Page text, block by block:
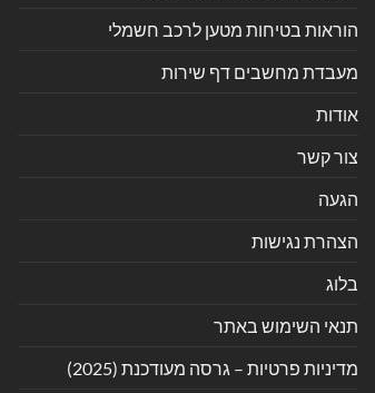
הוראות בטיחות מטען לרכב חשמלי
מעבדת מחשבים דף שירות
אודות
צור קשר
הגעה
הצהרת נגישות
בלוג
תנאי השימוש באתר
מדיניות פרטיות – גרסה מעודכנת (2025)